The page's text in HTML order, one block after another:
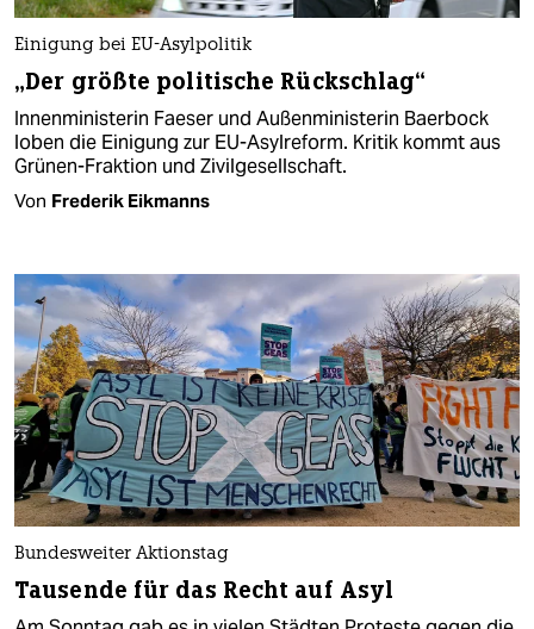
Einigung bei EU-Asylpolitik
„Der größte politische Rückschlag“
Innenministerin Faeser und Außenministerin Baerbock
loben die Einigung zur EU-Asylreform. Kritik kommt aus
Grünen-Fraktion und Zivilgesellschaft.
Von Frederik Eikmanns
Bundesweiter Aktionstag
Tausende für das Recht auf Asyl